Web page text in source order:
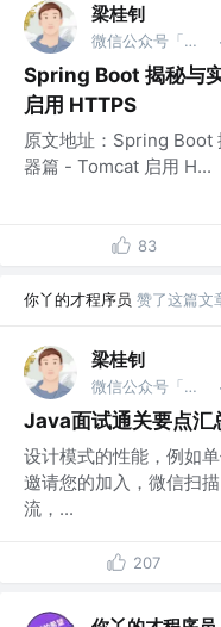
梁桂钊
微信公众号「服务端思维」 @阿里 ·
Spring Boot 揭秘与
启用 HTTPS
原文地址：Spring Boot
器篇 - Tomcat 启用 H...
83
你丫的才程序员 赞了这篇文
梁桂钊
微信公众号「服务端思维」 @阿里 ·
Java面试通关要点汇
设计模式的性能，例如
邀请您的加入，微信扫
流，...
207